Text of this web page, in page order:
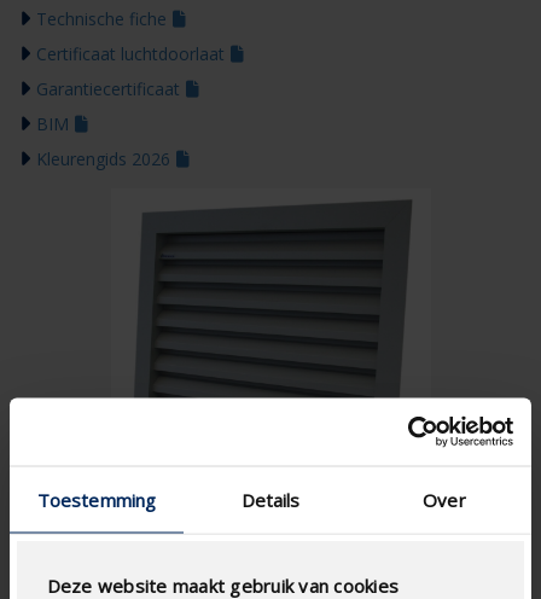
Toestemming Details Over
Deze website maakt gebruik van cookies
Technische fiche
Certificaat luchtdoorlaat
Garantiecertificaat
BIM
Kleurengids 2026